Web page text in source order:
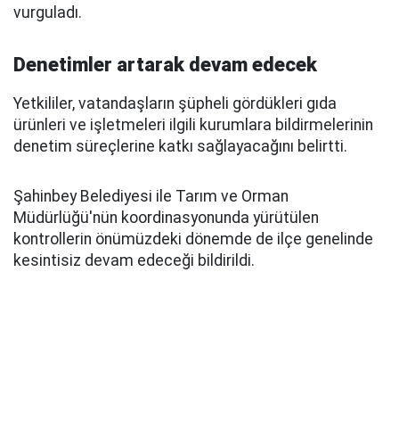
vurguladı.
Denetimler artarak devam edecek
Yetkililer, vatandaşların şüpheli gördükleri gıda
ürünleri ve işletmeleri ilgili kurumlara bildirmelerinin
denetim süreçlerine katkı sağlayacağını belirtti.
Şahinbey Belediyesi ile Tarım ve Orman
Müdürlüğü'nün koordinasyonunda yürütülen
kontrollerin önümüzdeki dönemde de ilçe genelinde
kesintisiz devam edeceği bildirildi.